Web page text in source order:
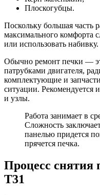
Плоскогубцы.
Поскольку большая часть
максимального комфорта
или использовать набивку.
Обычно ремонт печки —
патрубками двигателя,
комплектующие и
ситуации. Рекомендуется
и узлы.
Работа занимает в
Сложность
панелью придется
прячется печка.
Процесс снятия
T31